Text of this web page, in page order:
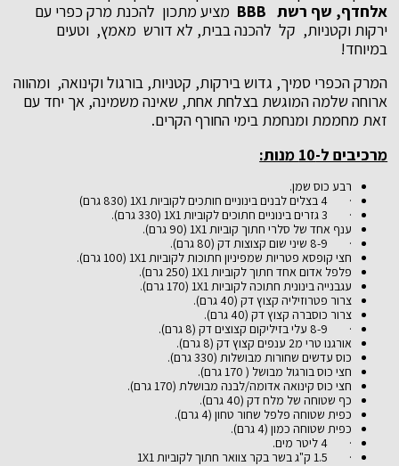
אלחדף, שף רשת
מציע מתכון להכנת מרק כפרי עם
ירקות וקטניות, קל להכנה בבית, לא דורש מאמץ, וטעים
במיוחד!
המרק הכפרי סמיך, גדוש בירקות, קטניות, בורגול וקינואה, ומהווה
ארוחה שלמה המוגשת בצלחת אחת, שאינה משמינה, אך יחד עם
זאת מחממת ומנחמת בימי החורף הקרים.
מרכיבים ל-10 מנות:
רבע כוס שמן.
· 4 בצלים לבנים בינוניים חותכים לקוביות 1X1 (830 גרם)
· 3 גזרים בינוניים חתוכים לקוביות 1X1 (330 גרם).
ענף אחד של סלרי חתוך קוביות 1X1 (90 גרם).
· 8-9 שיני שום קצוצות דק (80 גרם).
חצי קופסא פטריות שמפיניון חתוכות לקוביות 1X1 (100 גרם).
פלפל אדום אחד חתוך לקוביות 1X1 (250 גרם).
עגבנייה בינונית חתוכה לקוביות 1X1 (170 גרם).
צרור פטרוזיליה קצוץ דק (40 גרם).
צרור כוסברה קצוץ דק (40 גרם).
· 8-9 עלי בזיליקום קצוצים דק (8 גרם).
אורגנו טרי מ2 ענפים קצוץ דק (8 גרם).
כוס עדשים שחורות מבושלות (330 גרם).
חצי כוס בורגול מבושל ( 170 גרם).
חצי כוס קינואה אדומה/לבנה מבושלת (170 גרם).
כף שטוחה של מלח דק (40 גרם).
כפית שטוחה פלפל שחור טחון (4 גרם).
כפית שטוחה כמון (4 גרם).
· 4 ליטר מים.
· 1.5 ק"ג בשר בקר צוואר חתוך לקוביות 1X1